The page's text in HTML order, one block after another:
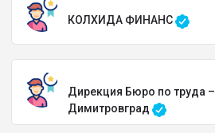
КОЛХИДА ФИНАНС
Дирекция Бюро по труда –
Димитровград